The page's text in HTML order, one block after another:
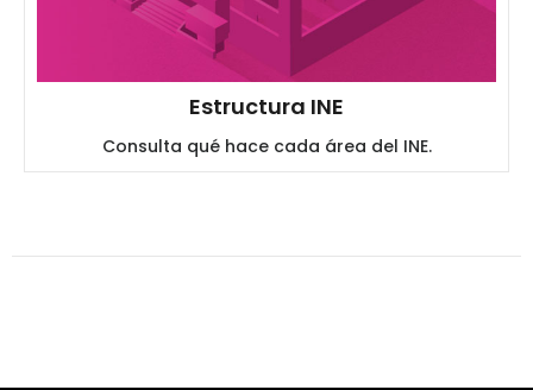
Estructura INE
Consulta qué hace cada área del INE.